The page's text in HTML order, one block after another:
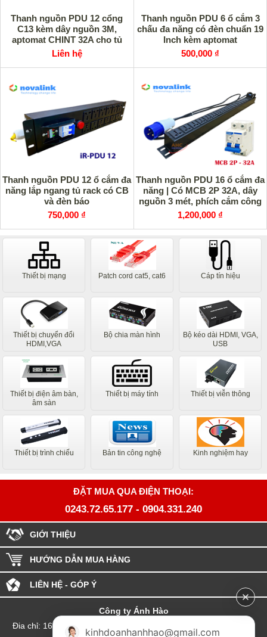
Thanh nguồn PDU 12 cổng
C13 kèm dây nguồn 3M,
aptomat CHINT 32A cho tủ
rack
Liên hệ
Thanh nguồn PDU 6 ổ cắm 3
chấu đa năng có đèn chuẩn 19
Inch kèm aptomat
500,000 ₫
Thanh nguồn PDU 12 ổ cắm đa
năng lắp ngang tủ rack có CB
và đèn báo
750,000 ₫
Thanh nguồn PDU 16 ổ cắm đa
năng | Có MCB 2P 32A, dây
nguồn 3 mét, phích cắm công
nghiệp
1,200,000 ₫
Thiết bị mạng Patch cord cat5, cat6 Cáp tín hiệu
Thiết bị chuyển đổi
HDMI,VGA
Bộ chia màn hình
Bộ kéo dài HDMI, VGA,
USB
Thiết bị điện âm bàn,
âm sàn
Thiết bị máy tính Thiết bị viễn thông
Thiết bị trình chiếu Bản tin công nghệ Kinh nghiệm hay
ĐẶT MUA QUA ĐIỆN THOẠI:
0243.72.65.177 - 0904.331.240
GIỚI THIỆU
HƯỚNG DẪN MUA HÀNG
LIÊN HỆ - GÓP Ý
Công ty Ánh Hào
Đia chỉ: 164 Phố Chùa Láng - Phường Láng - Thành phố Hà Nội
kinhdoanhanhhao@gmail.com